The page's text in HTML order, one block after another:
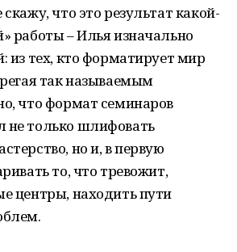
что это результат какой-
работы – Илья изначально
из тех, кто форматирует мир
так называемым
что формат семинаров
только шлифовать
но и, в первую
то, что тревожит,
центры, находить пути